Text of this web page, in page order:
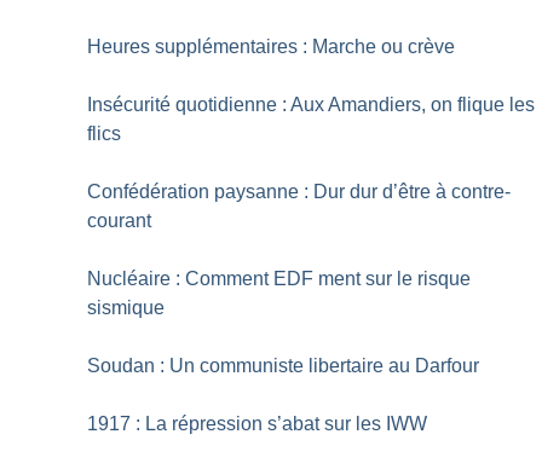
Heures supplémentaires : Marche ou crève
Insécurité quotidienne : Aux Amandiers, on flique les
flics
Confédération paysanne : Dur dur d’être à contre-
courant
Nucléaire : Comment EDF ment sur le risque
sismique
Soudan : Un communiste libertaire au Darfour
1917 : La répression s’abat sur les IWW